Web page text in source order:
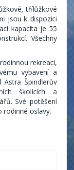
třílůžkové
jsou k dispozici
kapacita je 55
Všechny
rekreaci,
vybavení a
Špindlerův
školících a
Své potěšení
rodinné oslavy.